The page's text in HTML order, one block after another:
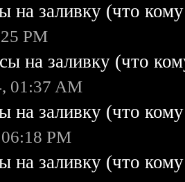
на заливку (что
PM
на заливку (что
01:37 AM
на заливку (что
PM
на заливку (что